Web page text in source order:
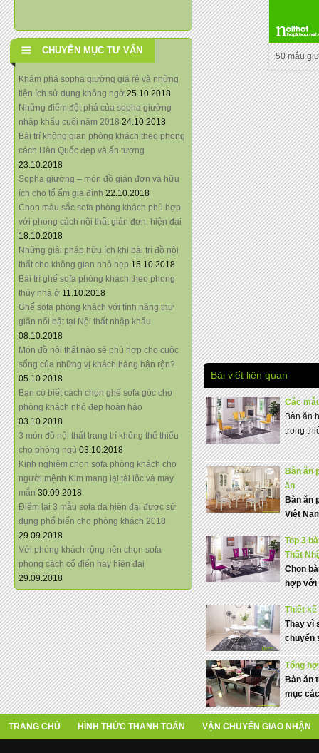
CHUYÊN MỤC TƯ VẤN
Khám phá sopha giường giá rẻ và những
tiện ích sử dụng không ngờ 25.10.2018
Những điểm đột phá của sopha giường
nhập khẩu cuối năm 2018 24.10.2018
Bài trí không gian phòng khách theo phong
cách Hàn Quốc đẹp và ấn tượng
23.10.2018
Sopha giường – món đồ giản đơn và hữu
ích cho tổ ấm gia đình 22.10.2018
Chọn màu sắc sofa phòng khách phù hợp
với phong cách nội thất giản đơn, hiện đại
18.10.2018
Những giải pháp hữu ích khi bài trí đồ nội
thất cho không gian nhỏ hẹp 15.10.2018
Bài trí ghế sofa phòng khách theo phong
thủy nhà ở 11.10.2018
Ghế sofa phòng khách với tính năng thư
giãn nổi bật tại Nội thất nhập khẩu
08.10.2018
Món đồ nội thất nào sẽ phù hợp cho cuộc
sống của những vị khách hàng bận rộn?
05.10.2018
Bạn có biết cách chọn ghế sofa góc cho
phòng khách nhỏ đẹp hoàn hảo
03.10.2018
3 món đồ nội thất trang trí không thể thiếu
cho phòng ngủ 03.10.2018
Kinh nghiệm chọn sofa phòng khách cho
người mệnh Kim mang lại tài lộc và may
mắn 30.09.2018
Điểm lại 3 mẫu sofa da hiện đại được sử
dụng phổ biến cho phòng khách 2018
29.09.2018
Với phòng khách rộng nên chọn sofa
phong cách cổ điển hay hiện đại
29.09.2018
50 mẫu
Bài viết liên quan
Các
Bàn ăn
trong
Bàn ăn
ăn
Bàn ăn
Việt
Top 3
Thất
Chọn
hợp với
Thiết kế
Thay vì
chuyển
Tổng
Bàn ăn
mục
TRANG CHỦ HÌNH THỨC THANH TOÁN VẬN CHUYỂN GIAO NHẬN